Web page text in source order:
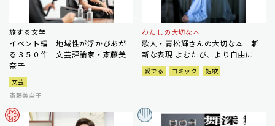
旅する文学
イベント編 地域性が浮かびあが
る３５０作 文芸評論家・斎藤美
奈子
文芸
斎藤美奈子
わたしの大切な本
歌人・青松輝さんの大切な本 斬
新な表現 よむたび、より自由に
愛でる コミック 短歌